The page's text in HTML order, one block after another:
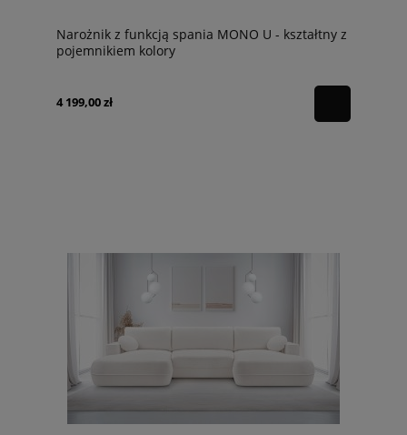
Narożnik z funkcją spania MONO U - kształtny z
pojemnikiem kolory
4 199,00 zł